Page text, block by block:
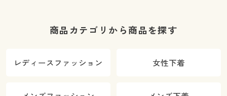
商品カテゴリから商品を探す
レディースファッション 女性下着